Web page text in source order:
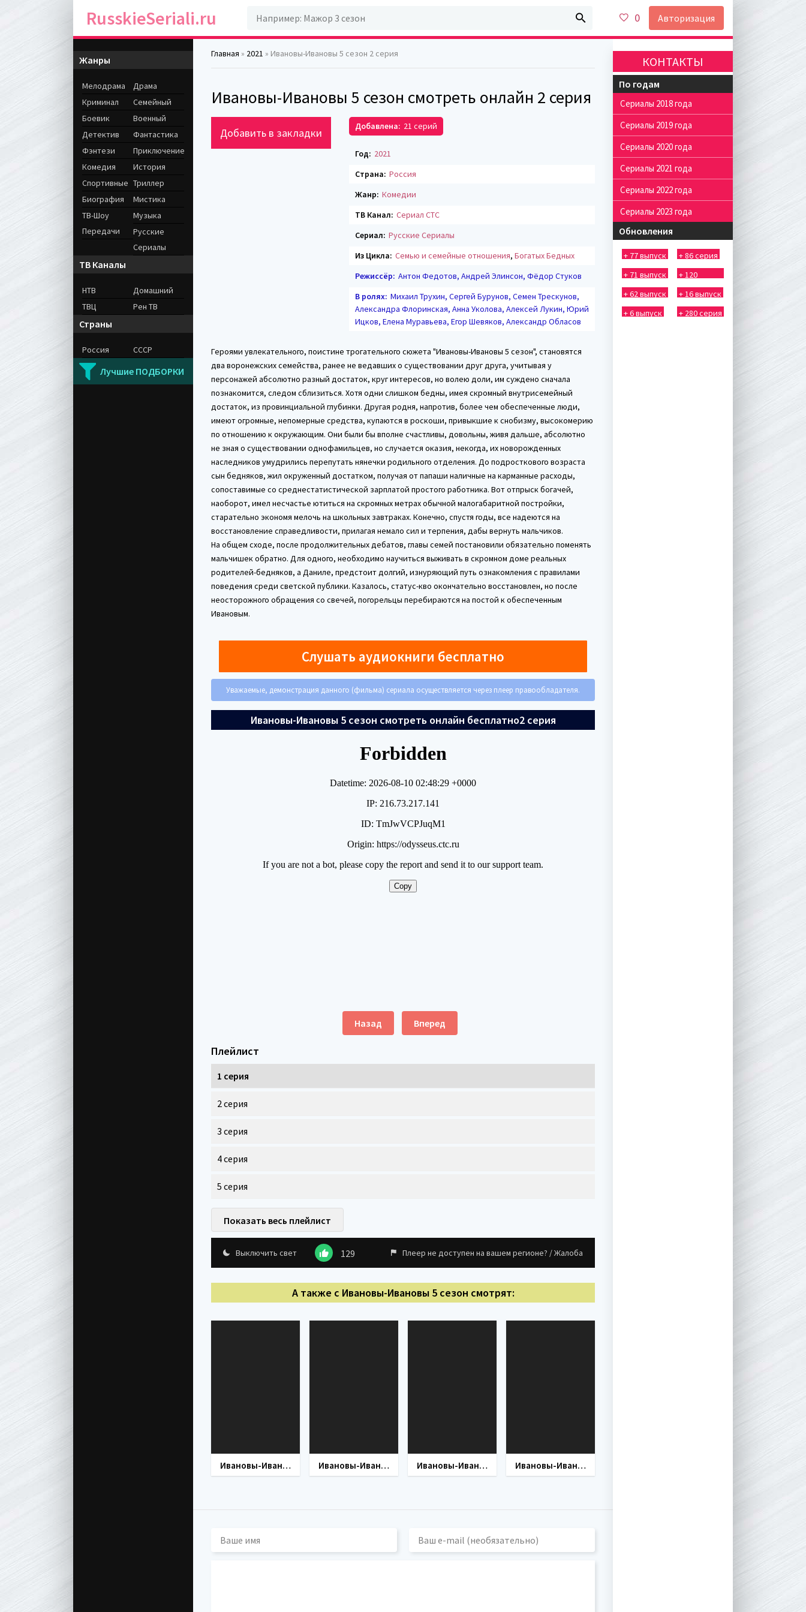
RusskieSeriali.ru 0 Авторизация
Главная » 2021 » Ивановы-Ивановы 5 сезон 2 серия
Ивановы-Ивановы 5 сезон смотреть онлайн 2 серия
Добавить в закладки Добавлена: 21 серий
Год: 2021
Страна: Россия
Жанр: Комедии
ТВ Канал: Сериал СТС
Сериал: Русские Сериалы
Из Цикла: Семью и семейные отношения, Богатых Бедных
Режиссёр: Антон Федотов, Андрей Элинсон, Фёдор Стуков
В ролях: Михаил Трухин, Сергей Бурунов, Семен Трескунов,
Александра Флоринская, Анна Уколова, Алексей Лукин, Юрий
Ицков, Елена Муравьева, Егор Шевяков, Александр Обласов
Героями увлекательного, поистине трогательного сюжета "Ивановы-Ивановы 5 сезон", становятся
два воронежских семейства, ранее не ведавших о существовании друг друга, учитывая у
персонажей абсолютно разный достаток, круг интересов, но волею доли, им суждено сначала
познакомится, следом сблизиться. Хотя одни слишком бедны, имея скромный внутрисемейный
достаток, из провинциальной глубинки. Другая родня, напротив, более чем обеспеченные люди,
имеют огромные, непомерные средства, купаются в роскоши, привыкшие к снобизму, высокомерию
по отношению к окружающим. Они были бы вполне счастливы, довольны, живя дальше, абсолютно
не зная о существовании однофамильцев, но случается оказия, некогда, их новорожденных
наследников умудрились перепутать нянечки родильного отделения. До подросткового возраста
сын бедняков, жил окруженный достатком, получая от папаши наличные на карманные расходы,
сопоставимые со среднестатистической зарплатой простого работника. Вот отпрыск богачей,
наоборот, имел несчастье ютиться на скромных метрах обычной малогабаритной постройки,
старательно экономя мелочь на школьных завтраках. Конечно, спустя годы, все надеются на
восстановление справедливости, прилагая немало сил и терпения, дабы вернуть мальчиков.
На общем сходе, после продолжительных дебатов, главы семей постановили обязательно поменять
мальчишек обратно. Для одного, необходимо научиться выживать в скромном доме реальных
родителей-бедняков, а Даниле, предстоит долгий, изнуряющий путь ознакомления с правилами
поведения среди светской публики. Казалось, статус-кво окончательно восстановлен, но после
неосторожного обращения со свечей, погорельцы перебираются на постой к обеспеченным
Ивановым.
Слушать аудиокниги бесплатно
Уважаемые, демонстрация данного (фильма) сериала осуществляется через плеер правообладателя.
Ивановы-Ивановы 5 сезон смотреть онлайн бесплатно2 серия
Назад Вперед
Плейлист
1 серия
2 серия
3 серия
4 серия
5 серия
Показать весь плейлист
Выключить свет 129 Плеер не доступен на вашем регионе? / Жалоба
А также с Ивановы-Ивановы 5 сезон смотрят:
Ивановы-Ивановы 7 сезон Ивановы-Ивановы 6 сезон Ивановы-Ивановы 4 сезон Ивановы-Ивановы 2 сезон
Жанры
Мелодрама
Драма
Криминал
Семейный
Боевик
Военный
Детектив
Фантастика
Фэнтези
Приключение
Комедия
История
Спортивные Триллер
Биография
Мистика
ТВ-Шоу
Передачи
Музыка
Русские
Сериалы
ТВ Каналы
НТВ
Домашний
ТВЦ
Рен ТВ
Страны
Россия СССР
Лучшие ПОДБОРКИ
КОНТАКТЫ
По годам
Сериалы 2018 года
Сериалы 2019 года
Сериалы 2020 года
Сериалы 2021 года
Сериалы 2022 года
Сериалы 2023 года
Обновления
+ 77 выпуск
+ 86 серия
+ 71 выпуск
+ 120
выпуск
+ 62 выпуск
+ 16 выпуск
+ 6 выпуск
+ 280 серия